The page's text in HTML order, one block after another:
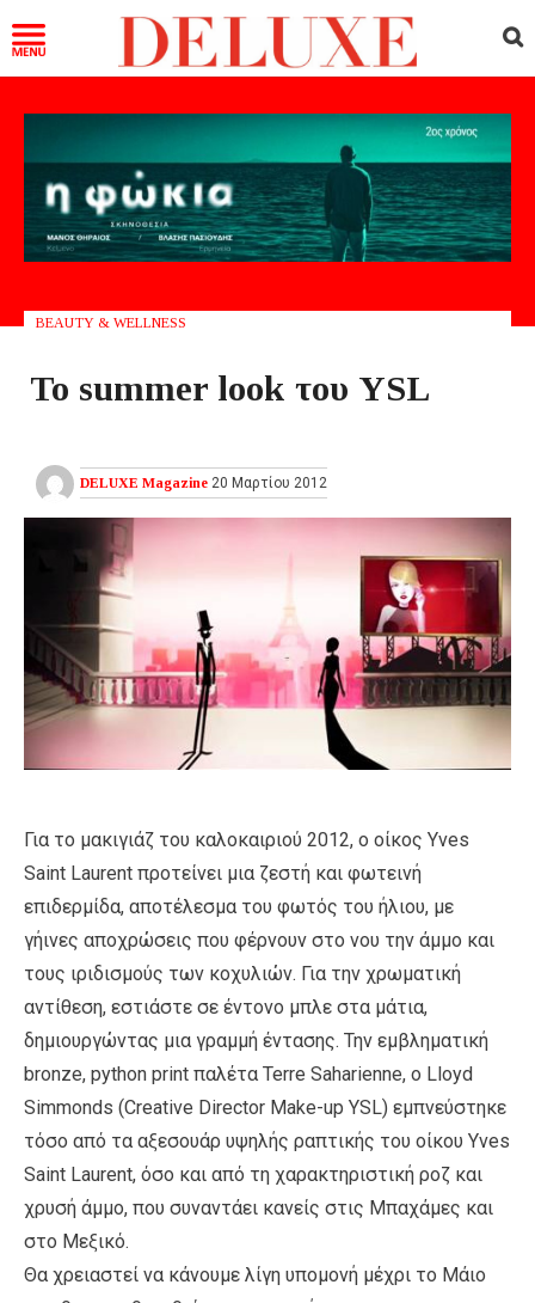
BEAUTY & WELLNESS
Το summer look του YSL
DELUXE Magazine 20 Μαρτίου 2012
Για το μακιγιάζ του καλοκαιριού 2012, o οίκος Yves
Saint Laurent προτείνει μια ζεστή και φωτεινή
επιδερμίδα, αποτέλεσμα του φωτός του ήλιου, με
γήινες αποχρώσεις που φέρνουν στο νου την άμμο και
τους ιριδισμούς των κοχυλιών. Για την χρωματική
αντίθεση, εστιάστε σε έντονο μπλε στα μάτια,
δημιουργώντας μια γραμμή έντασης. Την εμβληματική
bronze, python print παλέτα Terre Saharienne, ο Lloyd
Simmonds (Creative Director Make-up YSL) εμπνεύστηκε
τόσο από τα αξεσουάρ υψηλής ραπτικής του οίκου Yves
Saint Laurent, όσο και από τη χαρακτηριστική ροζ και
χρυσή άμμο, που συναντάει κανείς στις Μπαχάμες και
στο Μεξικό.
Θα χρειαστεί να κάνουμε λίγη υπομονή μέχρι το Μάιο